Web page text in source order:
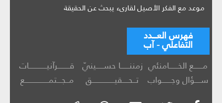
موعد مع الفكر الأصيل لقارىء يبحث عن الحقيقة
فهرس العـــدد
التفاعلي - آب
مــــــع الخــــــامنئي زمننــــــا حســـــينيّ
قــــــــرآنيــــــــــــات
ســــؤال وجــــــواب
تــحــــقيـــــــــــــــق مــجـــتمــــــــــــــــع